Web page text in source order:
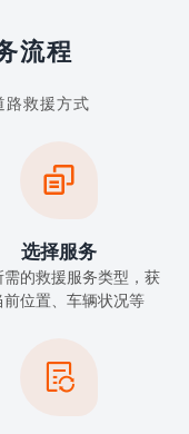
流程
路救援方式

选择服务
需的救援服务类型，获
前位置、车辆状况等
